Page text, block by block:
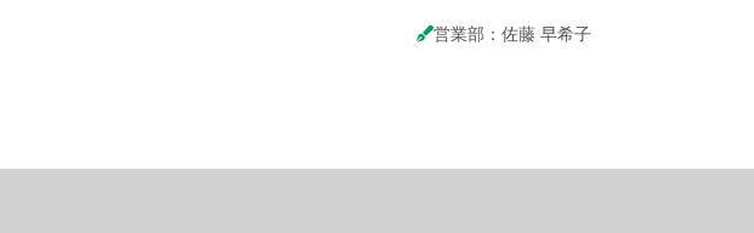
営業部：佐藤 早希子